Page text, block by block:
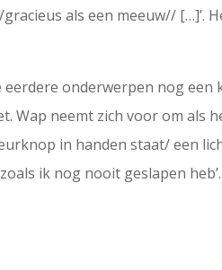
als een meeuw// […]’.
eerdere onderwerpen nog
Wap neemt zich voor om als
in handen staat/ een
ik nog nooit geslapen heb’.